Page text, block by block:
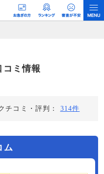
う収益モデルです。 ただし、特定の
の調査／ユーザーへの口コミ収集な
ています。
コミ情報
チコミ・評判： 314件
ム